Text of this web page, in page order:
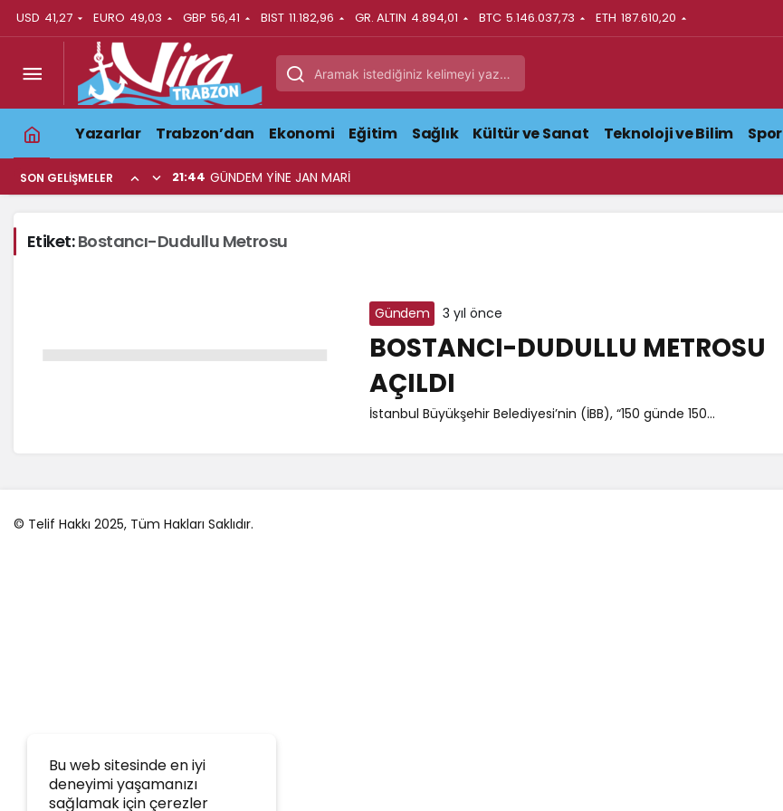
USD 41,27 EURO 49,03 GBP 56,41 BIST 11.182,96 GR. ALTIN 4.894,01 BTC 5.146.037,73 ETH 187.610,20
Yazarlar Trabzon’dan Ekonomi Eğitim Sağlık Kültür ve Sanat Teknoloji ve Bilim Spor
SON GELIŞMELER 21:44 GÜNDEM YİNE JAN MARİ
Etiket:Bostancı-Dudullu Metrosu
Gündem 3 yıl önce
BOSTANCI-DUDULLU METROSU
AÇILDI
İstanbul Büyükşehir Belediyesi’nin (İBB), “150 günde 150...
Bu web sitesinde en iyi
deneyimi yaşamanızı
sağlamak için çerezler
© Telif Hakkı 2025, Tüm Hakları Saklıdır.